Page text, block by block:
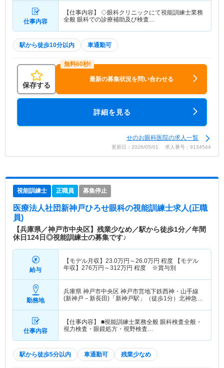
仕事内容
【仕事内容】 ◇眼科クリニックにて視能訓練士業務
全般 眼科での診療補助及び検査…
駅から徒歩10分以内 車通勤可
保存する
最新の募集状況を問い合わせる
詳細を見る
せのお眼科医院の求人一覧
更新日：2026/05/01 求人番号：9134544
視能訓練士 正職員 募集停止
医療法人社団新神戸ひろせ眼科の視能訓練士求人(正職
員)
【兵庫県／神戸市中央区】残業少なめ／駅から徒歩1分／年間
休日124日◎視能訓練士の募集です♪
給与
【モデル月収】 23.0万円～26.0万円 程度 【モデル
年収】 276万円～312万円 程度 ※賞与別
勤務地
兵庫県 神戸市中央区 神戸市営地下鉄西神・山手線
(新神戸－新長田)「新神戸駅」（徒歩1分）北神急行
仕事内容
【仕事内容】 ■視能訓練士業務全般 眼科検査全般・
視力検査・眼鏡処方・視野検査…
駅から徒歩5分以内 車通勤可 残業少なめ